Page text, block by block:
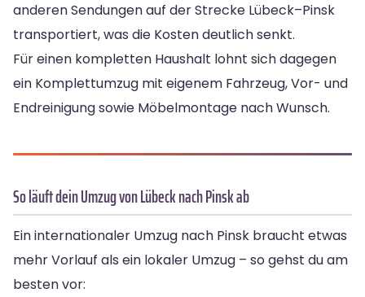
anderen Sendungen auf der Strecke Lübeck–Pinsk
transportiert, was die Kosten deutlich senkt.
Für einen kompletten Haushalt lohnt sich dagegen
ein Komplettumzug mit eigenem Fahrzeug, Vor- und
Endreinigung sowie Möbelmontage nach Wunsch.
So läuft dein Umzug von Lübeck nach Pinsk ab
Ein internationaler Umzug nach Pinsk braucht etwas
mehr Vorlauf als ein lokaler Umzug – so gehst du am
besten vor: